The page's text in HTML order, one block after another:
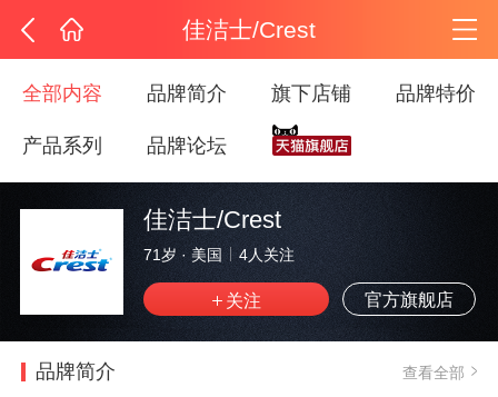
佳洁士/Crest
全部内容 品牌简介 旗下店铺 品牌特价
产品系列 品牌论坛
佳洁士/Crest
71岁 · 美国 4人关注
官方旗舰店
品牌简介 查看全部